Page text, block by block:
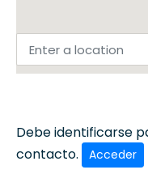
Debe identificarse
contacto.
Acceder